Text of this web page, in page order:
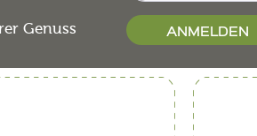
Genuss ANMELDEN